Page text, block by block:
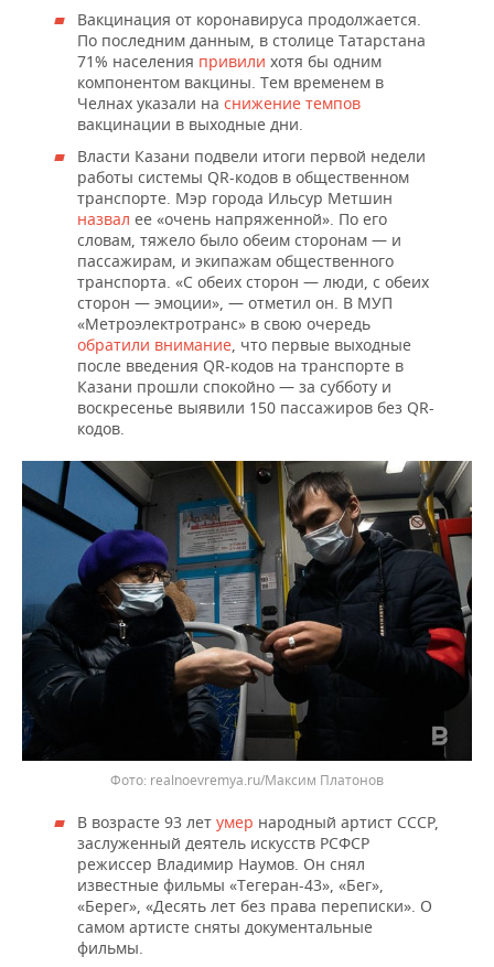
Вакцинация от коронавируса продолжается.
По последним данным, в столице Татарстана
71% населения привили хотя бы одним
компонентом вакцины. Тем временем в
Челнах указали на снижение темпов
вакцинации в выходные дни.
Власти Казани подвели итоги первой недели
работы системы QR-кодов в общественном
транспорте. Мэр города Ильсур Метшин
назвал ее «очень напряженной». По его
словам, тяжело было обеим сторонам — и
пассажирам, и экипажам общественного
транспорта. «С обеих сторон — люди, с обеих
сторон — эмоции», — отметил он. В МУП
«Метроэлектротранс» в свою очередь
обратили внимание, что первые выходные
после введения QR-кодов на транспорте в
Казани прошли спокойно — за субботу и
воскресенье выявили 150 пассажиров без QR-
кодов.
realnoevremya.ru/Максим Платонов
В возрасте 93 лет умер народный артист СССР,
заслуженный деятель искусств РСФСР
режиссер Владимир Наумов. Он снял
известные фильмы «Тегеран-43», «Бег»,
«Берег», «Десять лет без права переписки». О
самом артисте сняты документальные
фильмы.